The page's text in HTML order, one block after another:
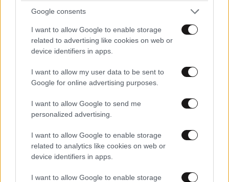
Google consents
I want to allow Google to enable storage
related to advertising like cookies on web or
device identifiers in apps.
I want to allow my user data to be sent to
Google for online advertising purposes.
I want to allow Google to send me
personalized advertising.
I want to allow Google to enable storage
related to analytics like cookies on web or
device identifiers in apps.
I want to allow Google to enable storage
ΣΧΌΛΙΑ ΑΝΑΓΝΩΣΤΏΝ